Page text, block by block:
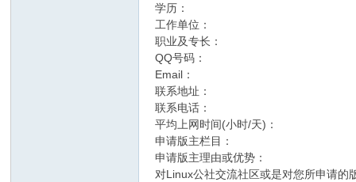
学历：
工作单位：
职业及专长：
QQ号码：
Email：
联系地址：
联系电话：
平均上网时间(小时/天)：
申请版主栏目：
申请版主理由或优势：
对Linux公社交流社区或是对您所申请的